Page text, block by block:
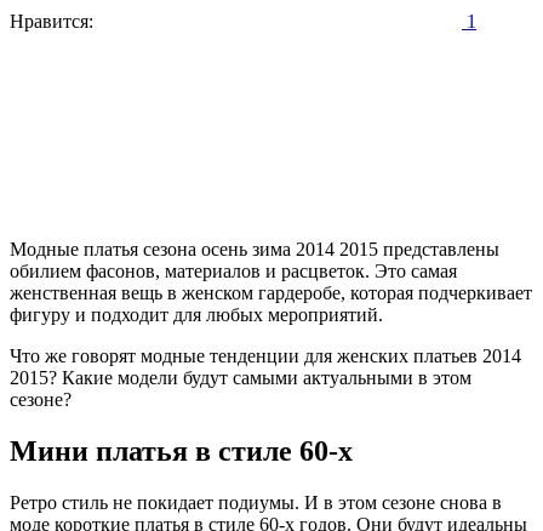
Нравится: 1
Модные платья сезона осень зима 2014 2015 представлены
обилием фасонов, материалов и расцветок. Это самая
женственная вещь в женском гардеробе, которая подчеркивает
фигуру и подходит для любых мероприятий.
Что же говорят модные тенденции для женских платьев 2014
2015? Какие модели будут самыми актуальными в этом
сезоне?
Мини платья в стиле 60-х
Ретро стиль не покидает подиумы. И в этом сезоне снова в
моде короткие платья в стиле 60-х годов. Они будут идеальны